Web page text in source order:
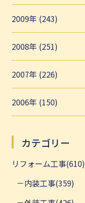
2009年 (243)
2008年 (251)
2007年 (226)
2006年 (150)
カテゴリー
リフォーム工事(610)
内装工事(359)